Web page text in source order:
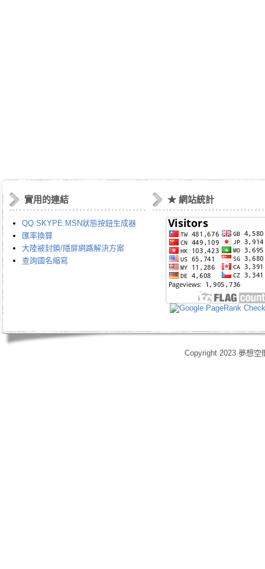
實用的連結
QQ.SKYPE.MSN狀態按鈕生成器
匯率換算
大陸被封鎖/隱屏網路解決方案
查詢國名縮寫
★ 網站統計
Copyright 2023 夢想